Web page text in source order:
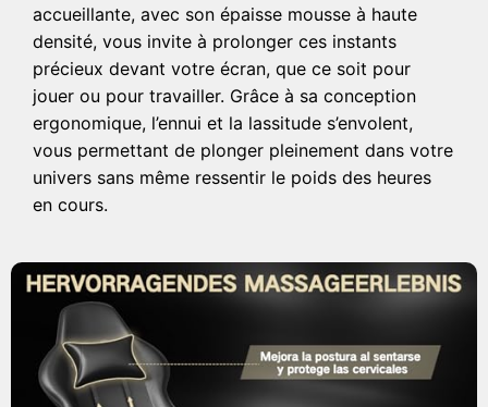
accueillante, avec son épaisse mousse à haute
densité, vous invite à prolonger ces instants
précieux devant votre écran, que ce soit pour
jouer ou pour travailler. Grâce à sa conception
ergonomique, l’ennui et la lassitude s’envolent,
vous permettant de plonger pleinement dans votre
univers sans même ressentir le poids des heures
en cours.